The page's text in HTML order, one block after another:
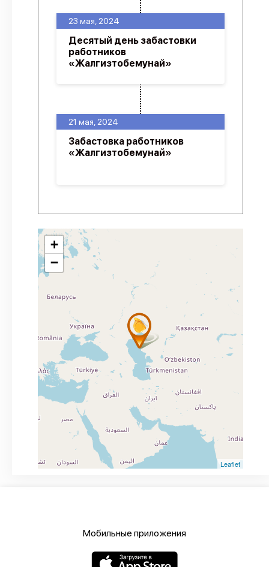
21 мая, 2024
Забастовка работников
«Жалгизтобемунай»
23 мая, 2024
Десятый день забастовки
работников
«Жалгизтобемунай»
+
−
Leaflet
Мобильные приложения